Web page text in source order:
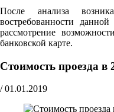
После анализа
востребованности
рассмотрение
банковской карте.
Стоимость проезда в
/ 01.01.2019